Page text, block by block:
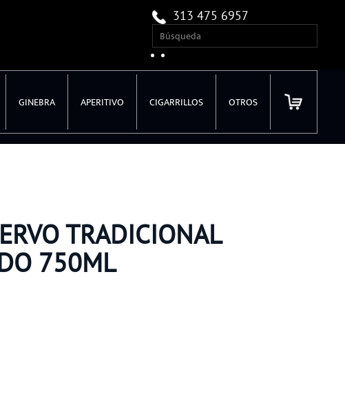
313 475 6957
GINEBRA APERITIVO CIGARRILLOS OTROS
TRADICIONAL
750ML